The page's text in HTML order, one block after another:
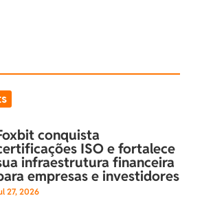
conquista
ISO e fortalece
infraestrutura financeira
empresas e investidores
27, 2026